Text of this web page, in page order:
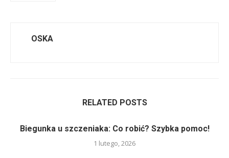
OSKA
RELATED POSTS
Biegunka u szczeniaka: Co robić? Szybka pomoc!
1 lutego, 2026